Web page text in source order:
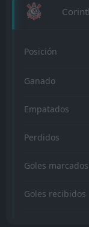
Posición
Ganado
Empatados
Perdidos
Goles marcados
Goles recibidos